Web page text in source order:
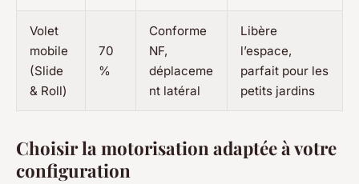
Volet
mobile
(Slide
& Roll)
70
%
Conforme
NF,
déplaceme
nt latéral
Libère
l’espace,
parfait pour les
petits jardins
Choisir la motorisation adaptée à votre
configuration